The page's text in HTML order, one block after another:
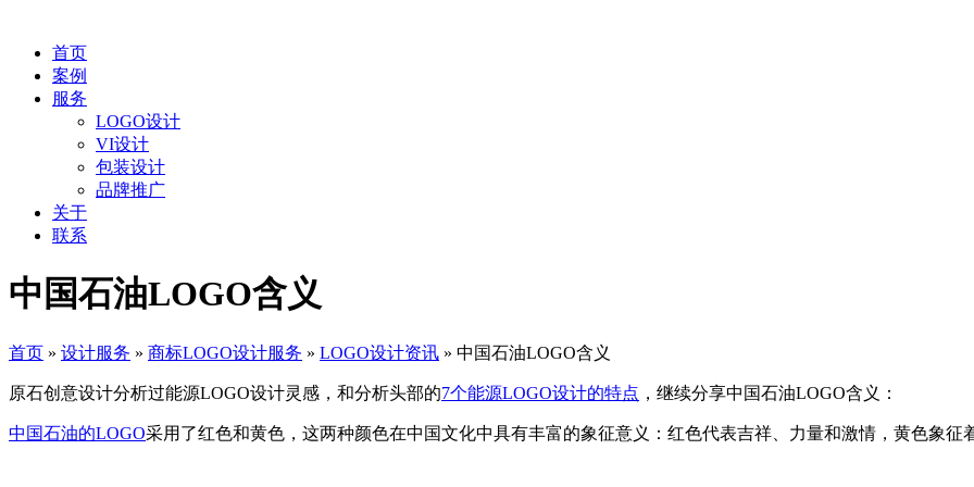
首页
案例
服务
LOGO设计
VI设计
包装设计
品牌推广
关于
联系
中国石油LOGO含义
首页 » 设计服务 » 商标LOGO设计服务 » LOGO设计资讯 » 中国石油LOGO含义
原石创意设计分析过能源LOGO设计灵感，和分析头部的7个能源LOGO设计的特点 ，继续分享中国石油LOGO含义：
中国石油的LOGO采用了红色和黄色，这两种颜色在中国文化中具有丰富的象征意义：红色代表吉祥、力量和激情，黄色象征